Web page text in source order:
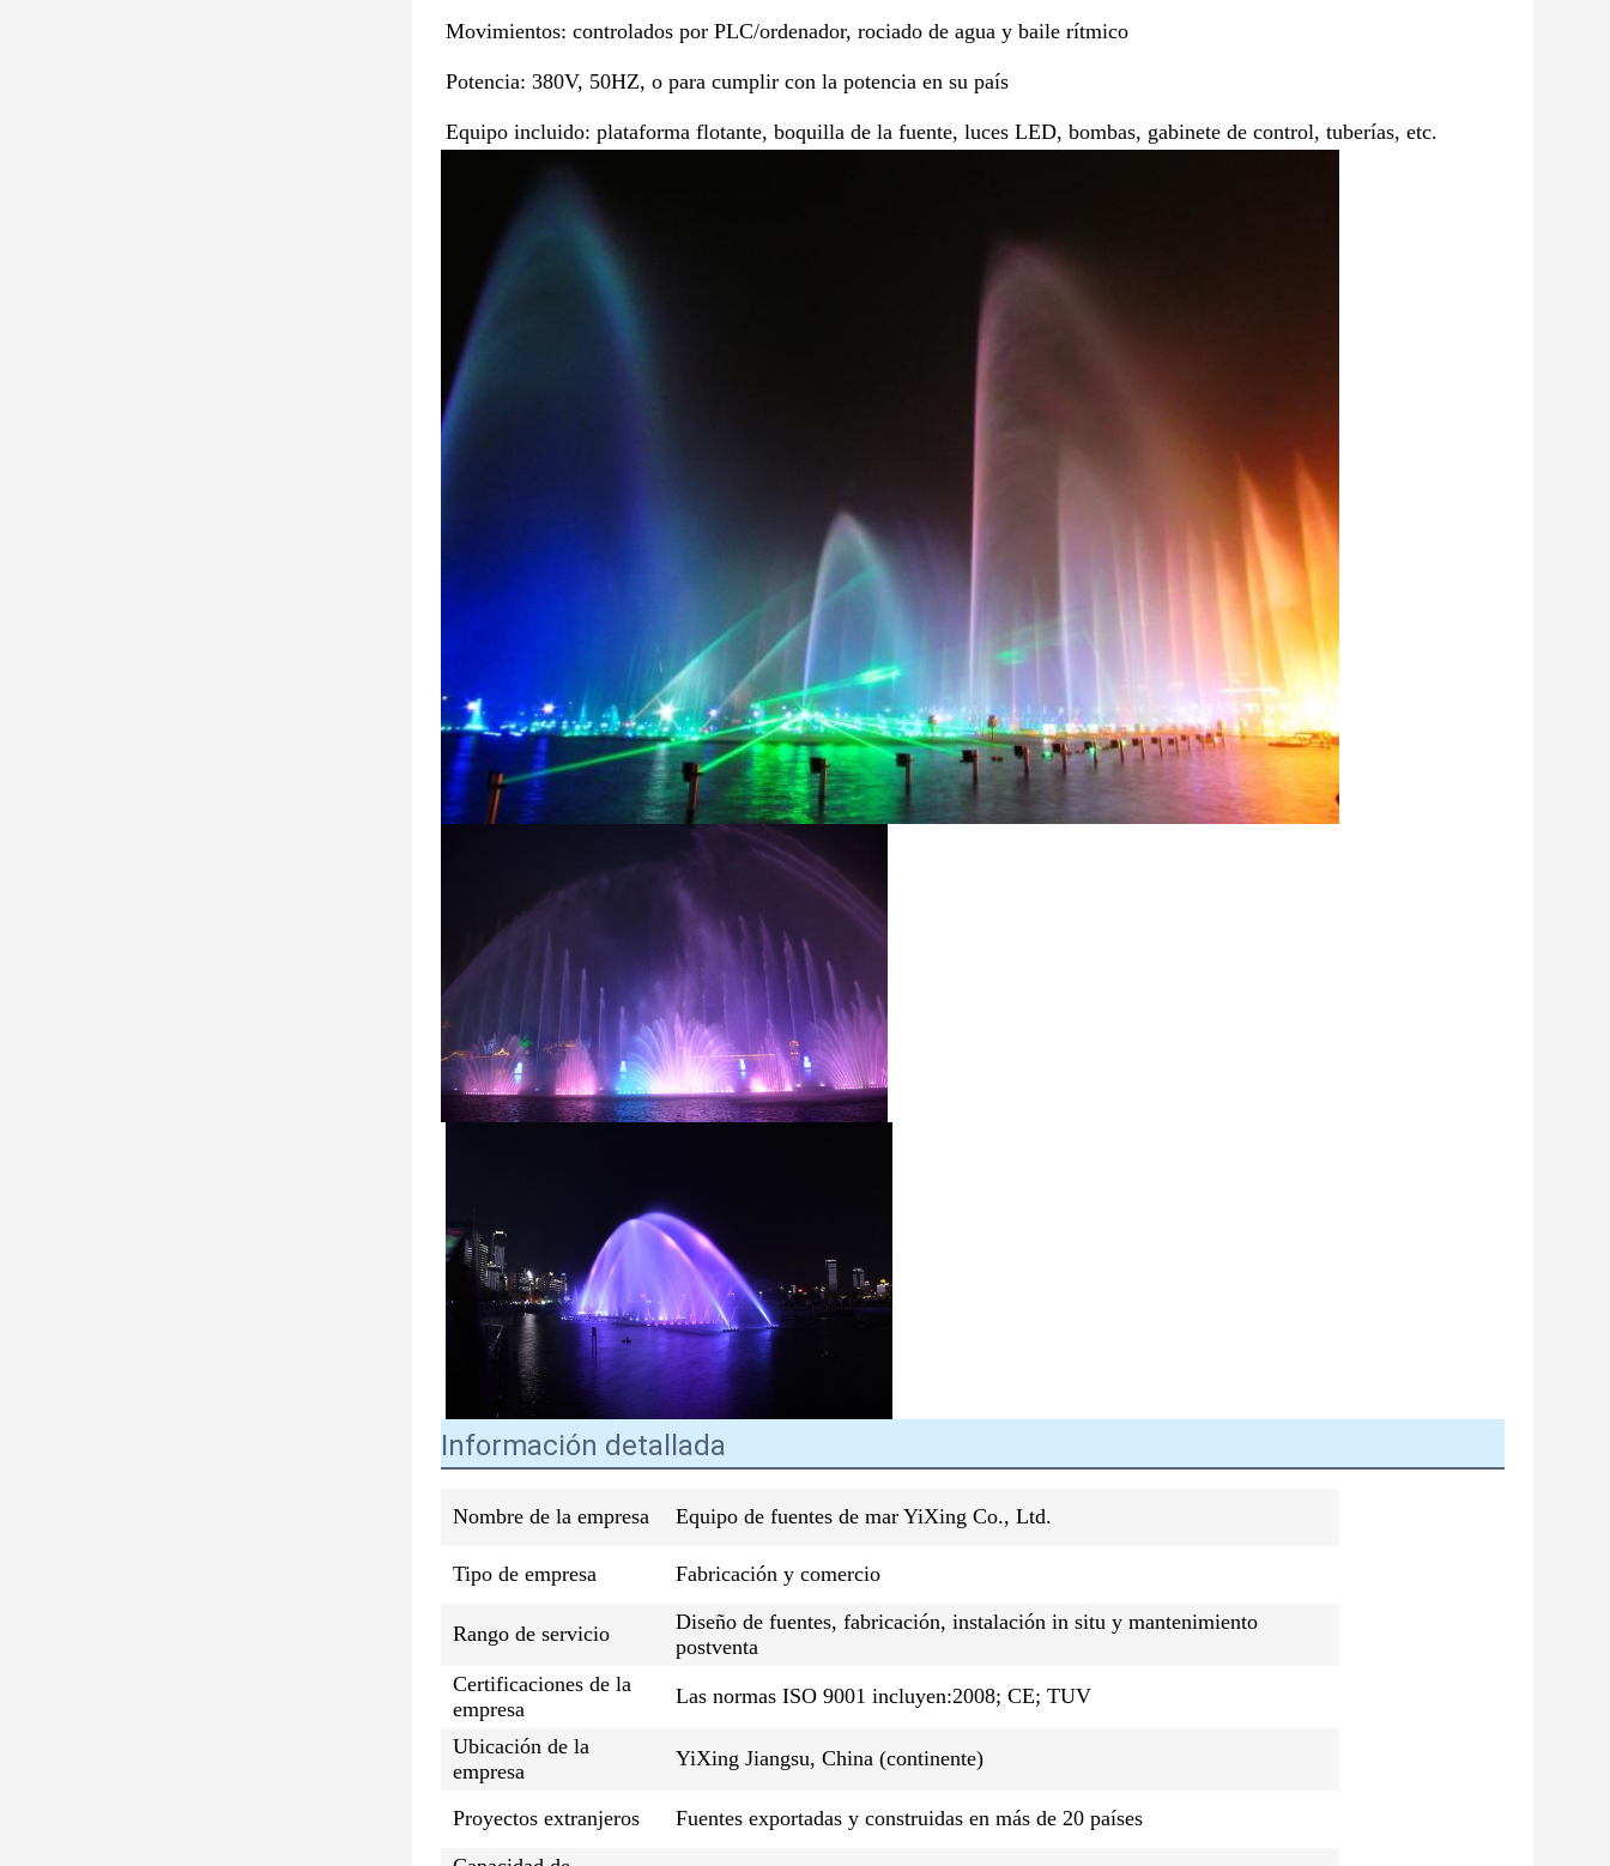
Movimientos: controlados por PLC/ordenador, rociado de agua y baile rítmico
Potencia: 380V, 50HZ, o para cumplir con la potencia en su país
Equipo incluido: plataforma flotante, boquilla de la fuente, luces LED, bombas, gabinete de control, tuberías, etc.
Información detallada
Nombre de la empresa Equipo de fuentes de mar YiXing Co., Ltd.
Tipo de empresa Fabricación y comercio
Rango de servicio
Diseño de fuentes, fabricación, instalación in situ y mantenimiento
postventa
Certificaciones de la
empresa
Las normas ISO 9001 incluyen:2008; CE; TUV
Ubicación de la
empresa
YiXing Jiangsu, China (continente)
Proyectos extranjeros
Fuentes exportadas y construidas en más de 20 países